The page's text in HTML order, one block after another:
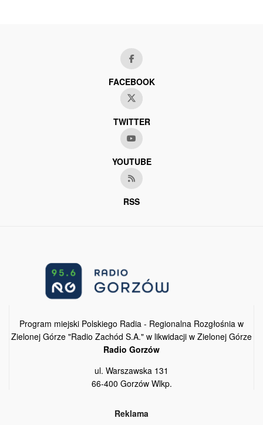
FACEBOOK
TWITTER
YOUTUBE
RSS
Program miejski Polskiego Radia - Regionalna Rozgłośnia w
Zielonej Górze "Radio Zachód S.A." w likwidacji w Zielonej Górze
Radio Gorzów
ul. Warszawska 131
66-400 Gorzów Wlkp.
Reklama